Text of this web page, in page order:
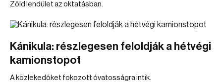
Zöld lendület az oktatásban.
Kánikula: részlegesen feloldják a hétvégi
kamionstopot
A közlekedőket fokozott óvatosságra intik.